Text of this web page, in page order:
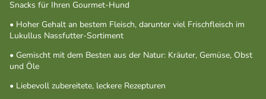
Snacks für Ihren Gourmet-Hund
• Hoher Gehalt an bestem Fleisch, darunter viel Frischfleisch im
Lukullus Nassfutter-Sortiment
• Gemischt mit dem Besten aus der Natur: Kräuter, Gemüse, Obst
und Öle
• Liebevoll zubereitete, leckere Rezepturen